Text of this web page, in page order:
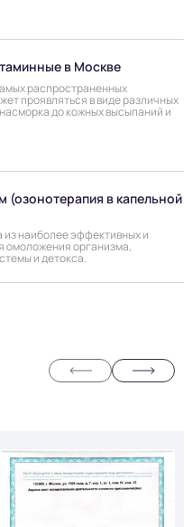
в Москве
распространенных
проявляться в виде различных
до кожных высыпаний и
(озонотерапия в капельной
наиболее эффективных и
омоложения организма,
и детокса.